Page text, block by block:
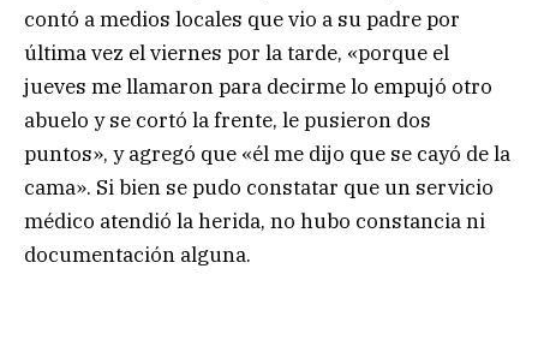
contó a medios locales que vio a su padre por
última vez el viernes por la tarde, «porque el
jueves me llamaron para decirme lo empujó otro
abuelo y se cortó la frente, le pusieron dos
puntos», y agregó que «él me dijo que se cayó de la
cama». Si bien se pudo constatar que un servicio
médico atendió la herida, no hubo constancia ni
documentación alguna.